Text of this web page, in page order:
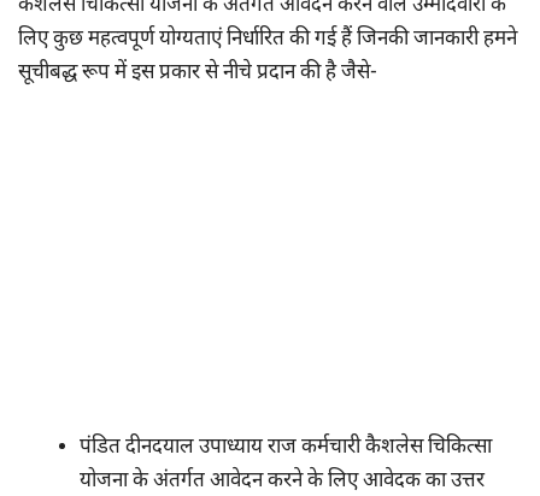
कैशलेस चिकित्सा योजना के अंतर्गत आवेदन करने वाले उम्मीदवारों के
लिए कुछ महत्वपूर्ण योग्यताएं निर्धारित की गई हैं जिनकी जानकारी हमने
सूचीबद्ध रूप में इस प्रकार से नीचे प्रदान की है जैसे-
पंडित दीनदयाल उपाध्याय राज कर्मचारी कैशलेस चिकित्सा
योजना के अंतर्गत आवेदन करने के लिए आवेदक का उत्तर